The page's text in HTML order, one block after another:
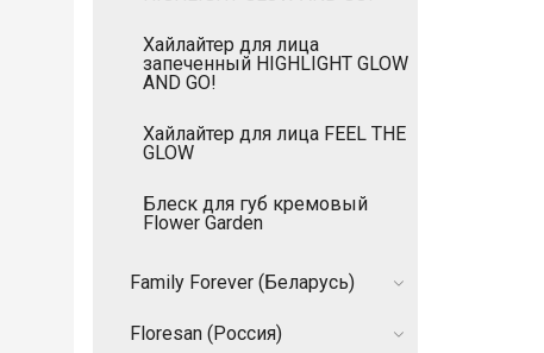
Хайлайтер для лица
запеченный HIGHLIGHT GLOW
AND GO!
Хайлайтер для лица FEEL THE
GLOW
Блеск для губ кремовый
Flower Garden
Family Forever (Беларусь)
Floresan (Россия)